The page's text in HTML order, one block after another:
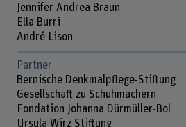
Jennifer Andrea Braun
Ella Burri
André Lison
Partner
Bernische Denkmalpflege-Stiftung
Gesellschaft zu Schuhmachern
Fondation Johanna Dürmüller-Bol
Ursula Wirz Stiftung